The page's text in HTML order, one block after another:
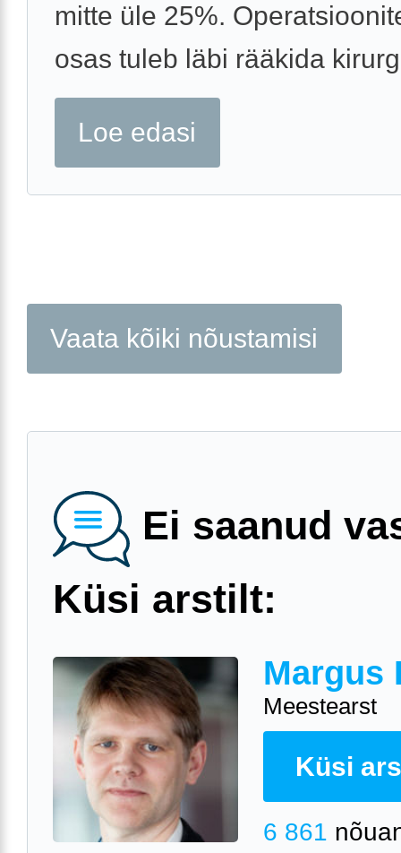
mitte üle 25%.
osas tuleb läbi rääkida
Loe edasi
Vaata kõiki nõustamisi
Ei saanud
Küsi arstilt:
Margus
Meestearst
Küsi
6 861